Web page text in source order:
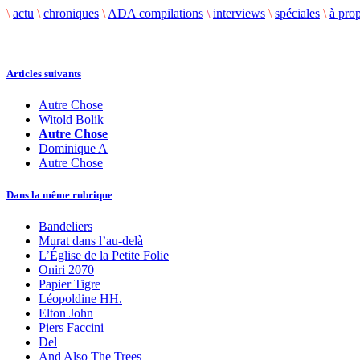
\ actu \ chroniques \ ADA compilations \ interviews \ spéciales \ à
Articles suivants
Autre Chose
Witold Bolik
Autre Chose
Dominique A
Autre Chose
Dans la même rubrique
Bandeliers
Murat dans l’au-delà
L’Église de la Petite Folie
Oniri 2070
Papier Tigre
Léopoldine HH.
Elton John
Piers Faccini
Del
And Also The Trees